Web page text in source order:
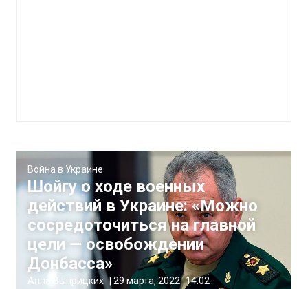
Война в Украине
Шойгу о ходе военных
действий в Украине: «Можно
сосредоточиться на главной
цели — освобождении
Донбасса»
Анна Выприцких | 29 марта, 2022 14:02